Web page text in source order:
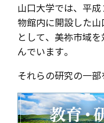
山口大学では、平
物館内に開設した
として、美祢市域
んでいます。
それらの研究の一部